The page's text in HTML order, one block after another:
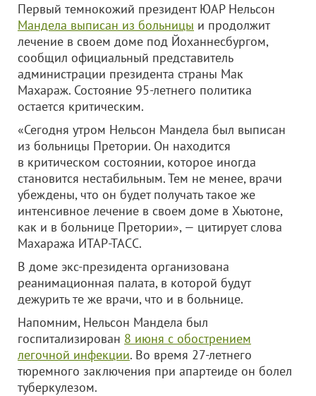
Первый темнокожий президент ЮАР Нельсон
Мандела выписан из больницы и продолжит
лечение в своем доме под Йоханнесбургом,
сообщил официальный представитель
администрации президента страны Мак
Махараж. Состояние 95-летнего политика
остается критическим.
«Сегодня утром Нельсон Мандела был выписан
из больницы Претории. Он находится
в критическом состоянии, которое иногда
становится нестабильным. Тем не менее, врачи
убеждены, что он будет получать такое же
интенсивное лечение в своем доме в Хьютоне,
как и в больнице Претории», — цитирует слова
Махаража ИТАР-ТАСС.
В доме экс-президента организована
реанимационная палата, в которой будут
дежурить те же врачи, что и в больнице.
Напомним, Нельсон Мандела был
госпитализирован 8 июня с обострением
легочной инфекции. Во время 27-летнего
тюремного заключения при апартеиде он болел
туберкулезом.